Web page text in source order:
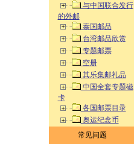
与中国联合发行
的外邮
泰国邮品
台湾邮品欣赏
专题邮票
空册
其乐集邮礼品
中国全套专题磁
卡
各国邮票目录
奥运纪念币
常见问题